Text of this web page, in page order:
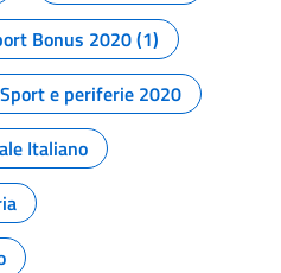
Bonus 2020 (1)
Sport e periferie 2020
Italiano